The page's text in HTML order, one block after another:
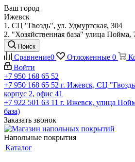
Ваш город
Ижевск
1. СЦ "Гвоздь", ул. Удмуртская, 304
2. "Хозяйственная база" улица Пойма,
Поиск
Сравнение0 Отложенные 0
Войти
+7 950 168 65 52
+7 950 168 65 52 г. Ижевск, СЦ
корпус 2, офис 41
+7 922 501 63 11 г. Ижевск, улица
база)
Заказать звонок
Напольные покрытия
Каталог